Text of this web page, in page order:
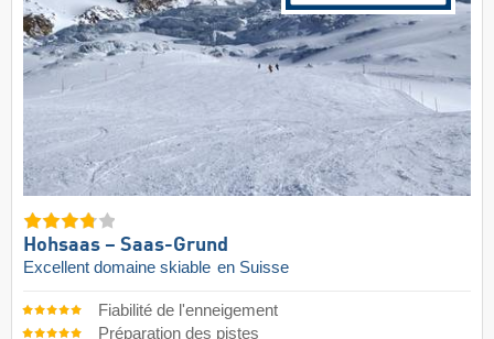
Hohsaas – Saas-Grund
Excellent domaine skiable en Suisse
Fiabilité de l'enneigement
Préparation des pistes